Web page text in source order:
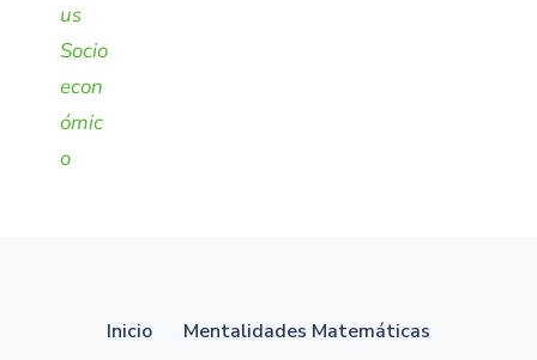
us
Socio
econ
ómic
o
Inicio Mentalidades Matemáticas